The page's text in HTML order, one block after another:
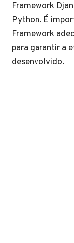
Framework
Python. É
Framework
para garantir a
desenvolvido.